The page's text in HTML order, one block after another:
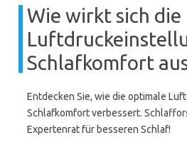
Wie wirkt sich die
Schlafkomfort
Entdecken Sie, wie die optimale
Schlafkomfort verbessert.
Expertenrat für besseren Schlaf!